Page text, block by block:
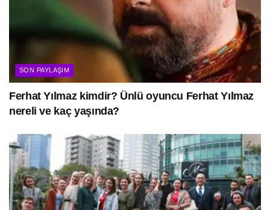
SON PAYLAŞIM
Ferhat Yılmaz kimdir? Ünlü oyuncu Ferhat Yılmaz
nereli ve kaç yaşında?